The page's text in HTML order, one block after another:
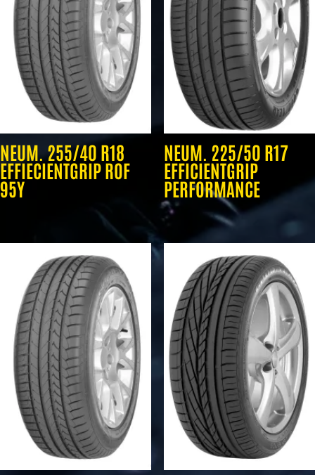
NEUM. 255/40 R18
EFFIECIENTGRIP ROF
95Y
NEUM. 225/50 R17
EFFICIENTGRIP
PERFORMANCE